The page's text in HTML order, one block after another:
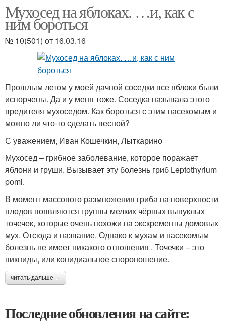
Мухосед на яблоках. …и, как с
ним бороться
№ 10(501) от 16.03.16
Прошлым летом у моей дачной соседки все яблоки были
испорчены. Да и у меня тоже. Соседка называла этого
вредителя мухоседом. Как бороться с этим насекомым и
можно ли что-то сделать весной?
С уважением, Иван Кошечкин, Лыткарино
Мухосед – грибное заболевание, которое поражает
яблони и груши. Вызывает эту болезнь гриб Leptothyrium
pomi.
В момент массового размножения гриба на поверхности
плодов появляются группы мелких чёрных выпуклых
точечек, которые очень похожи на экскременты домовых
мух. Отсюда и название. Однако к мухам и насекомым
болезнь не имеет никакого отношения . Точечки – это
пикниды, или конидиальное спороношение.
читать дальше →
Последние обновления на сайте: